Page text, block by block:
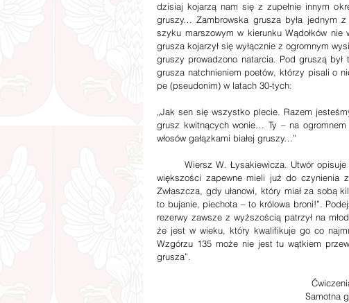
dzisiaj kojarzą nam się z zupełnie innym
gruszy… Zambrowska grusza była jednym z
szyku marszowym w kierunku Wądołków
grusza kojarzył się wyłącznie z ogromnym
gruszy prowadzono natarcia. Pod gruszą
grusza natchnieniem poetów, którzy pisali o
pe (pseudonim) w latach 30-tych:
„Jak sen się wszystko plecie. Razem
grusz kwitnących wonie… Ty – na
włosów gałązkami białej gruszy…”
większości zapewne mieli już do czynienia
Zwłaszcza, gdy ułanowi, który miał za sobą
to bujanie, piechota – to królowa broni!”.
rezerwy zawsze z wyższością patrzył na
że jest w wieku, który kwalifikuje go co
Wzgórzu 135 może nie jest tu wątkiem
grusza”.
Samotna